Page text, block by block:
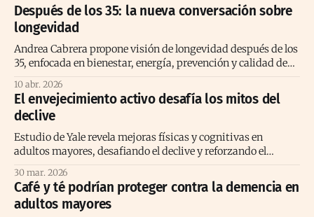
Después de los 35: la nueva conversación sobre
longevidad
Andrea Cabrera propone visión de longevidad después de los
35, enfocada en bienestar, energía, prevención y calidad de
vida consciente
10 abr. 2026
El envejecimiento activo desafía los mitos del
declive
Estudio de Yale revela mejoras físicas y cognitivas en
adultos mayores, desafiando el declive y reforzando el
30 mar. 2026
Café y té podrían proteger contra la demencia en
adultos mayores